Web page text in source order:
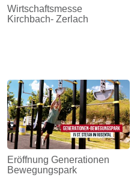
Wirtschaftsmesse
Kirchbach- Zerlach
Eröffnung Generationen
Bewegungspark